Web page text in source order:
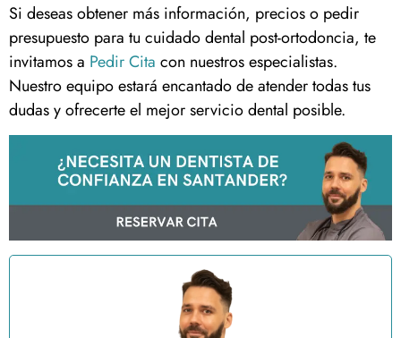
Si deseas obtener más información, precios o pedir
presupuesto para tu cuidado dental post-ortodoncia, te
invitamos a Pedir Cita con nuestros especialistas.
Nuestro equipo estará encantado de atender todas tus
dudas y ofrecerte el mejor servicio dental posible.